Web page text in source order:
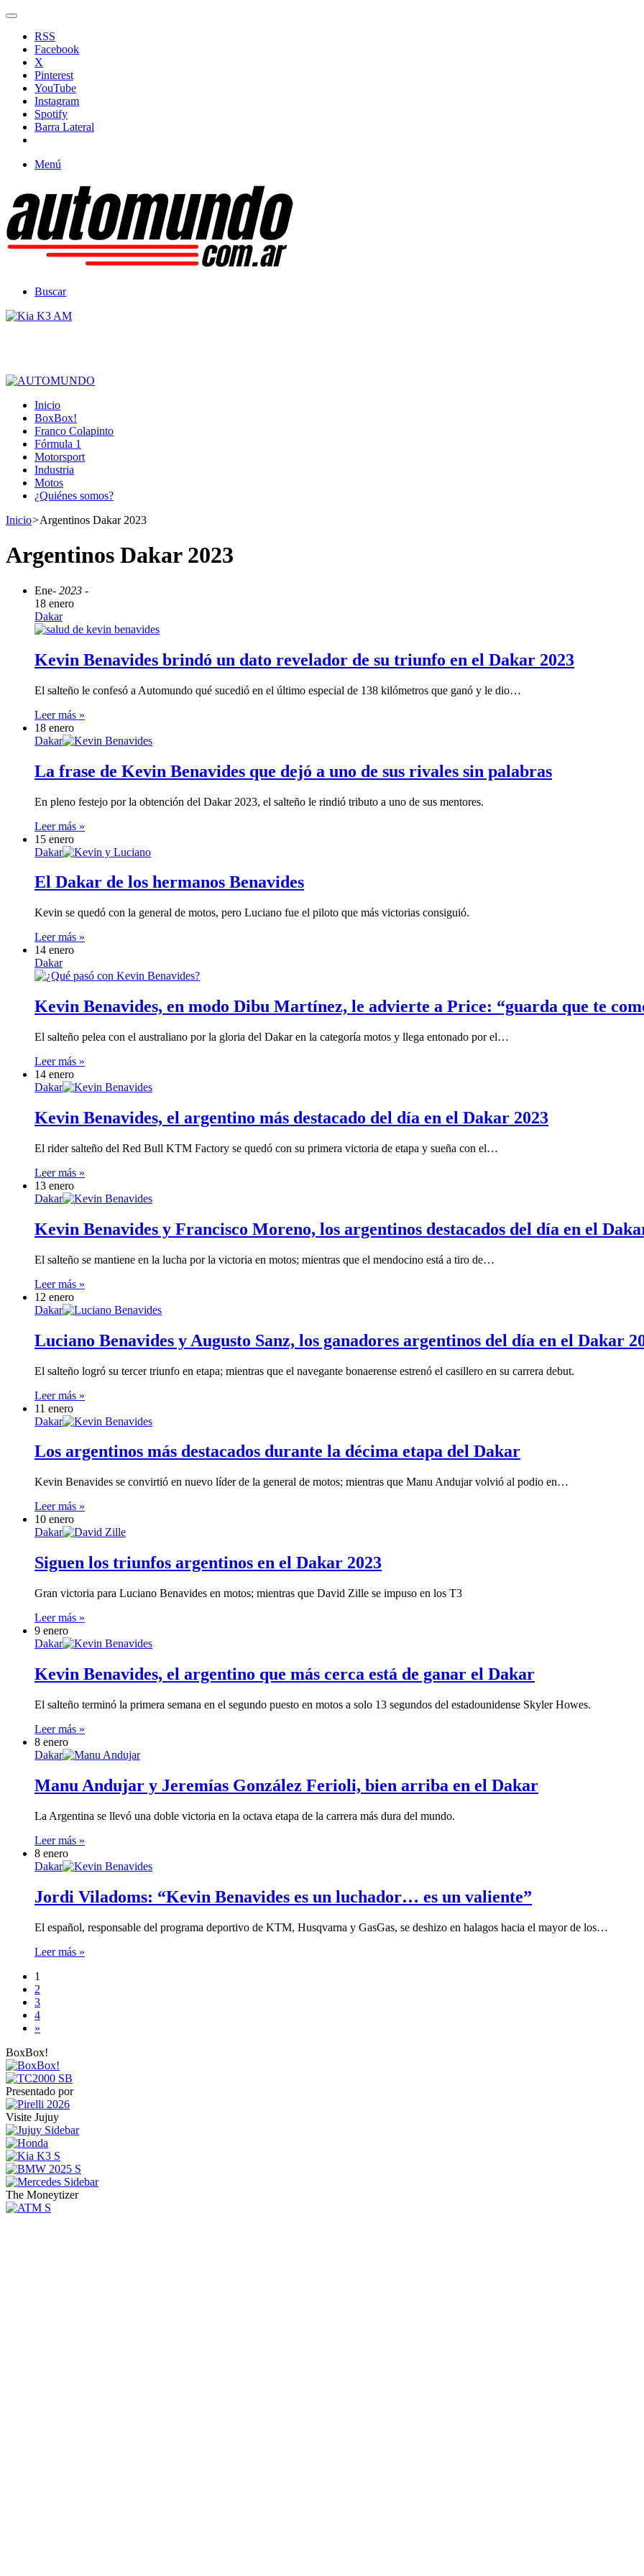
RSS
Facebook
X
Pinterest
YouTube
Instagram
Spotify
Barra Lateral
Menú
Buscar
Inicio
BoxBox!
Franco Colapinto
Fórmula 1
Motorsport
Industria
Motos
¿Quiénes somos?
Inicio>Argentinos Dakar 2023
Argentinos Dakar 2023
Ene- 2023 -
18 enero
Dakar
Kevin Benavides brindó un dato revelador de su triunfo en el Dakar 2023
El salteño le confesó a Automundo qué sucedió en el último especial de 138 kilómetros que ganó y le dio…
Leer más »
18 enero
Dakar
La frase de Kevin Benavides que dejó a uno de sus rivales sin palabras
En pleno festejo por la obtención del Dakar 2023, el salteño le rindió tributo a uno de sus mentores.
Leer más »
15 enero
Dakar
El Dakar de los hermanos Benavides
Kevin se quedó con la general de motos, pero Luciano fue el piloto que más victorias consiguió.
Leer más »
14 enero
Dakar
Kevin Benavides, en modo Dibu Martínez, le advierte a Price: “guarda que te
El salteño pelea con el australiano por la gloria del Dakar en la categoría motos y llega entonado por el…
Leer más »
14 enero
Dakar
Kevin Benavides, el argentino más destacado del día en el Dakar 2023
El rider salteño del Red Bull KTM Factory se quedó con su primera victoria de etapa y sueña con el…
Leer más »
13 enero
Dakar
Kevin Benavides y Francisco Moreno, los argentinos destacados del día en el
El salteño se mantiene en la lucha por la victoria en motos; mientras que el mendocino está a tiro de…
Leer más »
12 enero
Dakar
Luciano Benavides y Augusto Sanz, los ganadores argentinos del día en el Dakar
El salteño logró su tercer triunfo en etapa; mientras que el navegante bonaerense estrenó el casillero en su carrera debut.
Leer más »
11 enero
Dakar
Los argentinos más destacados durante la décima etapa del Dakar
Kevin Benavides se convirtió en nuevo líder de la general de motos; mientras que Manu Andujar volvió al podio en…
Leer más »
10 enero
Dakar
Siguen los triunfos argentinos en el Dakar 2023
Gran victoria para Luciano Benavides en motos; mientras que David Zille se impuso en los T3
Leer más »
9 enero
Dakar
Kevin Benavides, el argentino que más cerca está de ganar el Dakar
El salteño terminó la primera semana en el segundo puesto en motos a solo 13 segundos del estadounidense Skyler Howes.
Leer más »
8 enero
Dakar
Manu Andujar y Jeremías González Ferioli, bien arriba en el Dakar
La Argentina se llevó una doble victoria en la octava etapa de la carrera más dura del mundo.
Leer más »
8 enero
Dakar
Jordi Viladoms: “Kevin Benavides es un luchador… es un valiente”
El español, responsable del programa deportivo de KTM, Husqvarna y GasGas, se deshizo en halagos hacia el mayor de los…
Leer más »
1
2
3
4
»
BoxBox!
Presentado por
Visite Jujuy
The Moneytizer